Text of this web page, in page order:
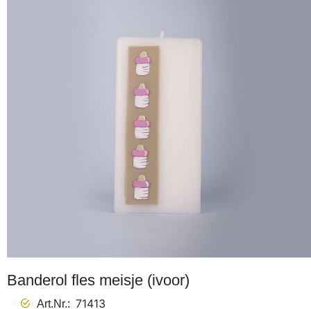
Banderol fles meisje (ivoor)
Art.Nr. 71413